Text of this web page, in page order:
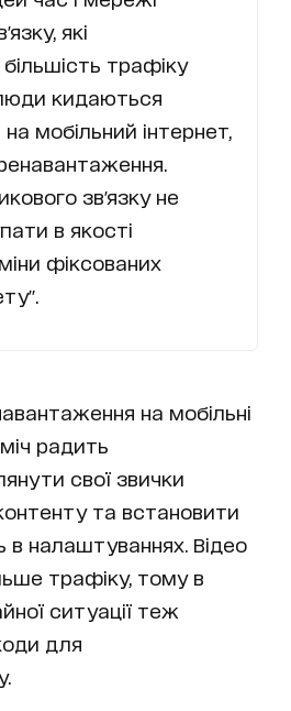
які
трафіку
кидаються
мобільний інтернет,
зв'язку не
в якості
фіксованих
на мобільні
радить
свої звички
та встановити
в налаштуваннях. Відео
трафіку, тому в
ситуації теж
для